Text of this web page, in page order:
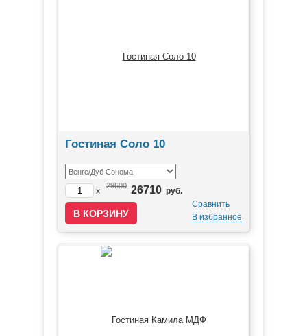
Гостиная Соло 10
x
29600 26710 руб.
Сравнить
В избранное